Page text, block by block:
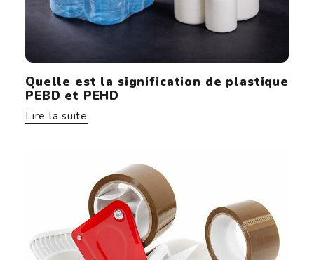
Quelle est la signification de plastique
PEBD et PEHD
Lire la suite